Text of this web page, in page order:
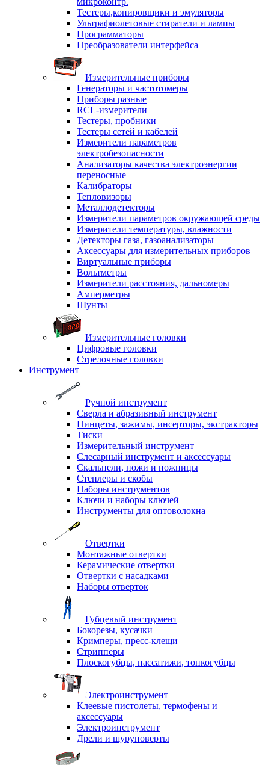
Тестеры,копировщики и эмуляторы
Ультрафиолетовые стиратели и лампы
Программаторы
Преобразователи интерфейса
Измерительные приборы
Генераторы и частотомеры
Приборы разные
RCL-измерители
Тестеры, пробники
Тестеры сетей и кабелей
Измерители параметров
электробезопасности
Анализаторы качества электроэнергии
переносные
Калибраторы
Тепловизоры
Металлодетекторы
Измерители параметров окружающей среды
Измерители температуры, влажности
Детекторы газа, газоанализаторы
Аксессуары для измерительных приборов
Виртуальные приборы
Вольтметры
Измерители расстояния, дальномеры
Амперметры
Шунты
Измерительные головки
Цифровые головки
Стрелочные головки
Инструмент
Ручной инструмент
Сверла и абразивный инструмент
Пинцеты, зажимы, инсерторы, экстракторы
Тиски
Измерительный инструмент
Слесарный инструмент и аксессуары
Скальпели, ножи и ножницы
Степлеры и скобы
Наборы инструментов
Ключи и наборы ключей
Инструменты для оптоволокна
Отвертки
Монтажные отвертки
Керамические отвертки
Отвертки с насадками
Наборы отверток
Губцевый инструмент
Бокорезы, кусачки
Кримперы, пресс-клещи
Стрипперы
Плоскогубцы, пассатижи, тонкогубцы
Электроинструмент
Клеевые пистолеты, термофены и
аксессуары
Электроинструмент
Дрели и шуруповерты